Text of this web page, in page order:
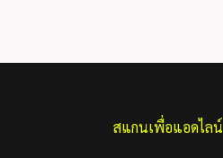
สแกนเพื่อแอดไลน์